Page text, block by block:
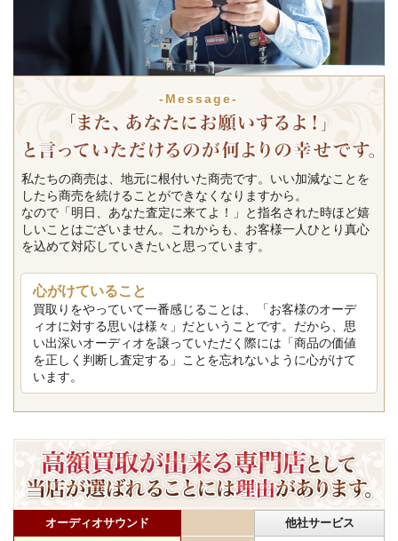
-Message-
私たちの商売は、地元に根付いた商売です。いい加減なことを
したら商売を続けることができなくなりますから。
なので「明日、あなた査定に来てよ！」と指名された時ほど嬉
しいことはございません。これからも、お客様一人ひとり真心
を込めて対応していきたいと思っています。
心がけていること
買取りをやっていて一番感じることは、「お客様のオーデ
ィオに対する思いは様々」だということです。だから、思
い出深いオーディオを譲っていただく際には「商品の価値
を正しく判断し査定する」ことを忘れないように心がけて
います。
オーディオサウンド 他社サービス